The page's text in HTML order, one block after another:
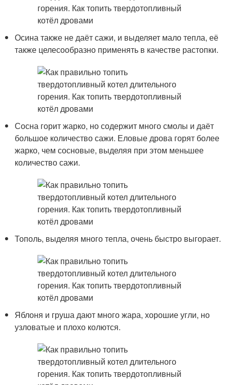
Осина также не даёт сажи, и выделяет мало тепла, её
также целесообразно применять в качестве растопки.
Сосна горит жарко, но содержит много смолы и даёт
большое количество сажи. Еловые дрова горят более
жарко, чем сосновые, выделяя при этом меньшее
количество сажи.
Тополь, выделяя много тепла, очень быстро выгорает.
Яблоня и груша дают много жара, хорошие угли, но
узловатые и плохо колются.